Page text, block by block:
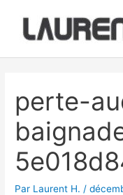
contenu
perte-
Par Laurent H. /
articles